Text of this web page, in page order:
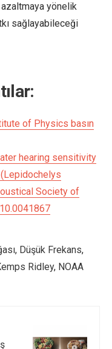
yönelik
sağlayabileceği
of Physics basın
hearing sensitivity
Society of
, Düşük Frekans,
Ridley, NOAA